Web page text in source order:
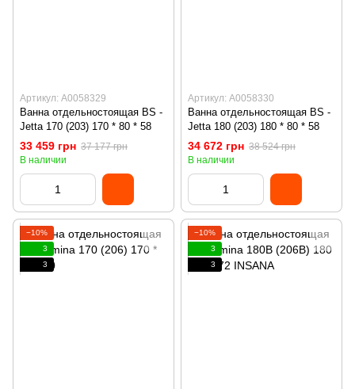
Артикул: А0058329
Ванна отдельностоящая BS -
Jetta 170 (203) 170 * 80 * 58
33 459 грн 37 177 грн
В наличии
Артикул: А0058330
Ванна отдельностоящая BS -
Jetta 180 (203) 180 * 80 * 58
34 672 грн 38 524 грн
В наличии
−10%
3
3
−10%
3
3